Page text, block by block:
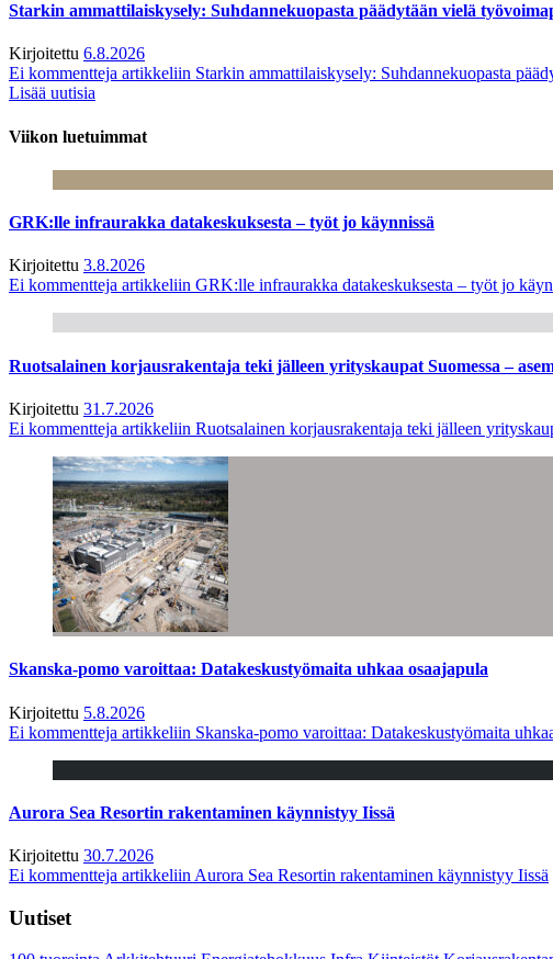
Starkin ammattilaiskysely: Suhdannekuopasta päädytään vielä
Kirjoitettu 6.8.2026
Ei kommentteja artikkeliin Starkin ammattilaiskysely: Suhdannekuopasta
Lisää uutisia
Viikon luetuimmat
GRK:lle infraurakka datakeskuksesta – työt jo käynnissä
Kirjoitettu 3.8.2026
Ei kommentteja artikkeliin GRK:lle infraurakka datakeskuksesta – työt jo
Ruotsalainen korjausrakentaja teki jälleen yrityskaupat Suomessa –
Kirjoitettu 31.7.2026
Ei kommentteja artikkeliin Ruotsalainen korjausrakentaja teki jälleen
Skanska-pomo varoittaa: Datakeskustyömaita uhkaa osaajapula
Kirjoitettu 5.8.2026
Ei kommentteja artikkeliin Skanska-pomo varoittaa: Datakeskustyömaita
Aurora Sea Resortin rakentaminen käynnistyy Iissä
Kirjoitettu 30.7.2026
Ei kommentteja artikkeliin Aurora Sea Resortin rakentaminen käynnistyy Iissä
Uutiset